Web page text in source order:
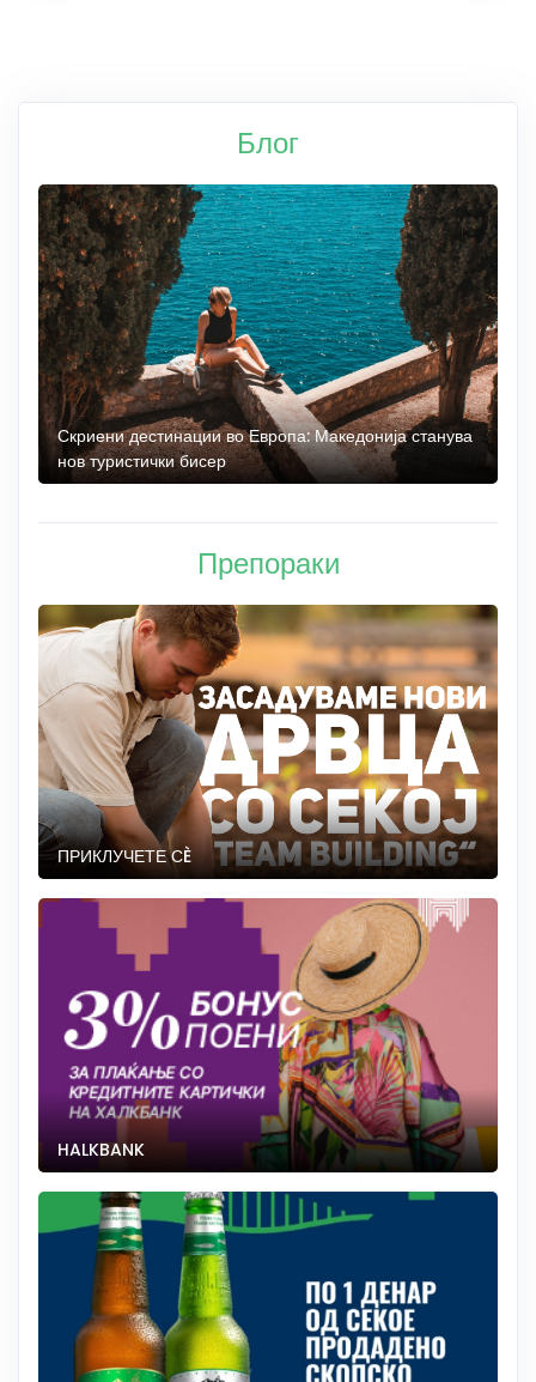
Блог
Скриени дестинации во Европа: Македонија станува
нов туристички бисер
Препораки
ПРИКЛУЧЕТЕ СÈ
HALKBANK